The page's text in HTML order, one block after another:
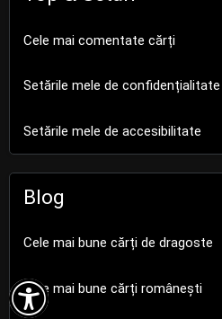

Cele mai comentate cărți
Setările mele de confidențialitate
Setările mele de accesibilitate
Blog
Cele mai bune cărți de dragoste
Cele mai bune cărți românești